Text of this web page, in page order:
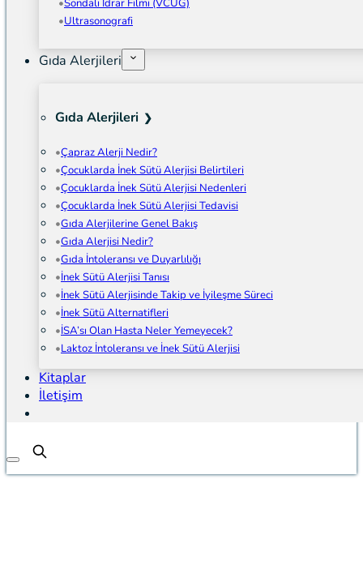
Sondalı İdrar Filmi (VCUG)
Ultrasonografi
Gıda Alerjileri
Gıda Alerjileri
Çapraz Alerji Nedir?
Çocuklarda İnek Sütü Alerjisi Belirtileri
Çocuklarda İnek Sütü Alerjisi Nedenleri
Çocuklarda İnek Sütü Alerjisi Tedavisi
Gıda Alerjilerine Genel Bakış
Gıda Alerjisi Nedir?
Gıda İntoleransı ve Duyarlılığı
İnek Sütü Alerjisi Tanısı
İnek Sütü Alerjisinde Takip ve İyileşme Süreci
İnek Sütü Alternatifleri
İSA’sı Olan Hasta Neler Yemeyecek?
Laktoz İntoleransı ve İnek Sütü Alerjisi
Kitaplar
İletişim